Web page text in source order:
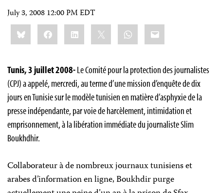
July 3, 2008 12:00 PM EDT
Share
this:BlueskyFacebookLinkedIn WhatsApp
Email
Tunis, 3 juillet 2008-Le Comité pour la protection des journalistes
(CPJ) a appelé, mercredi, au terme d’une mission d’enquête de dix
jours en Tunisie sur le modèle tunisien en matière d’asphyxie de la
presse indépendante, par voie de harcèlement, intimidation et
emprisonnement, à la libération immédiate du journaliste Slim
Boukhdhir.
Collaborateur à de nombreux journaux tunisiens et
arabes d’information en ligne, Boukhdir purge